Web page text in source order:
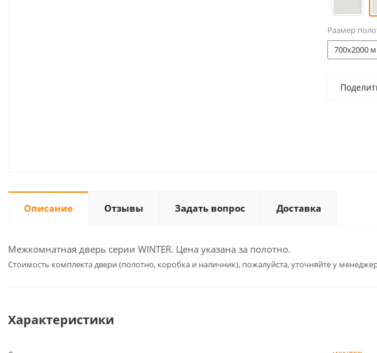
Размер
700x2000
Описание Отзывы Задать вопрос Доставка
Межкомнатная дверь серии WINTER. Цена указана за полотно.
Cтоимость комплекта двери (полотно, коробка и наличник), пожалуйста, уточняйте у
Характеристики